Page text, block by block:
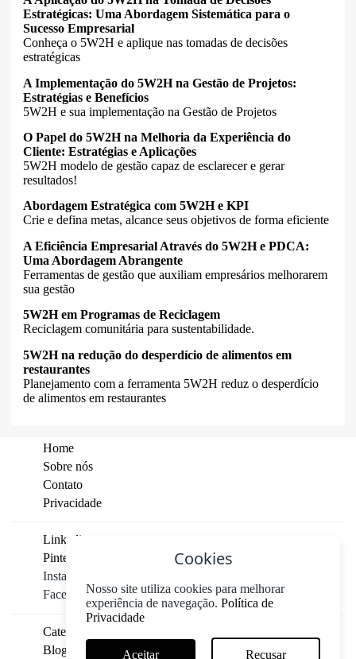
Estratégicas: Uma Abordagem Sistemática para o
Sucesso Empresarial
Conheça o 5W2H e aplique nas tomadas de decisões
estratégicas
A Implementação do 5W2H na Gestão de Projetos:
Estratégias e Benefícios
5W2H e sua implementação na Gestão de Projetos
O Papel do 5W2H na Melhoria da Experiência do
Cliente: Estratégias e Aplicações
5W2H modelo de gestão capaz de esclarecer e gerar
resultados!
Abordagem Estratégica com 5W2H e KPI
Crie e defina metas, alcance seus objetivos de forma eficiente
A Eficiência Empresarial Através do 5W2H e PDCA:
Uma Abordagem Abrangente
Ferramentas de gestão que auxiliam empresários melhorarem
sua gestão
5W2H em Programas de Reciclagem
Reciclagem comunitária para sustentabilidade.
5W2H na redução do desperdício de alimentos em
restaurantes
Planejamento com a ferramenta 5W2H reduz o desperdício
de alimentos em restaurantes
Home
Sobre nós
Contato
Privacidade
Linkedin
Pinterest
Instagram
Facebook
Categorias
Blog
Cookies
Nosso site utiliza cookies para melhorar
experiência de navegação. Política de
Privacidade
Aceitar Recusar